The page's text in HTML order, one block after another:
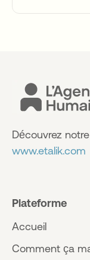
Découvrez
www.etalik.com
Plateforme
Accueil
Comment ça